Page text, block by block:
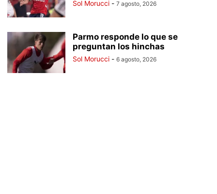
Sol Morucci - 7 agosto, 2026
Parmo responde lo que se
preguntan los hinchas
Sol Morucci - 6 agosto, 2026